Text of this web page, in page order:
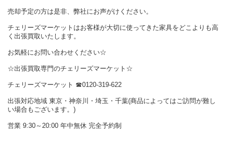
売却予定の方は是非、弊社にお声がけください。
チェリーズマーケットはお客様が大切に使ってきた家具をどこよりも高
く出張買取いたします。
お気軽にお問い合わせください☆
☆出張買取専門のチェリーズマーケット☆
チェリーズマーケット ☎︎0120-319-622
出張対応地域 東京・神奈川・埼玉・千葉(商品によってはご訪問が難し
い場合もございます。)
営業 9:30～20:00 年中無休 完全予約制